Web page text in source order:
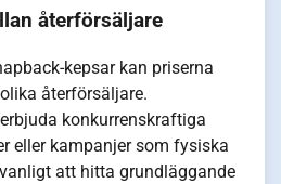
återförsäljare
kepsar kan priserna
återförsäljare.
konkurrenskraftiga
eller kampanjer som fysiska
att hitta grundläggande